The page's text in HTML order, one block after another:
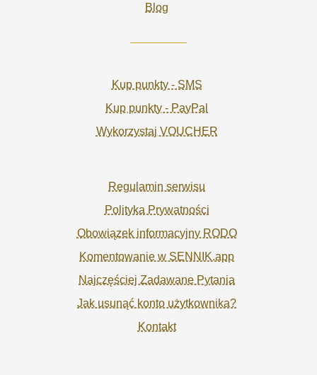
Blog
Kup punkty - SMS
Kup punkty - PayPal
Wykorzystaj VOUCHER
Regulamin serwisu
Polityka Prywatności
Obowiązek informacyjny RODO
Komentowanie w SENNIK.app
Najczęściej Zadawane Pytania
Jak usunąć konto użytkownika?
Kontakt